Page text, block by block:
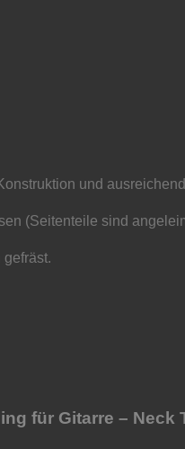
und
(Seitenteile sind
für Gitarre – Neck